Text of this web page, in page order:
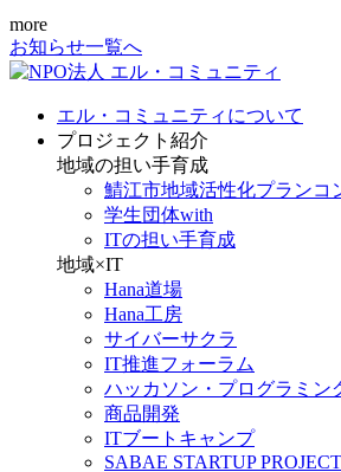
more
お知らせ一覧へ
エル・コミュニティについて
プロジェクト紹介
地域の担い手育成
鯖江市地域活性化プランコ
学生団体with
ITの担い手育成
地域×IT
Hana道場
Hana工房
サイバーサクラ
IT推進フォーラム
ハッカソン・プログラミン
商品開発
ITブートキャンプ
SABAE STARTUP PROJECT